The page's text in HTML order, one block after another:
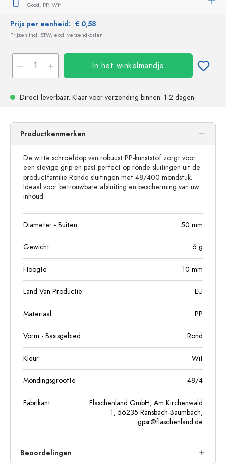
Good, PP, Wit
Prijs per eenheid: € 0,58
Prijzen incl. BTW, excl. verzendkosten
In het winkelmandje
Direct leverbaar. Klaar voor verzending binnen: 1-2 dagen
Productkenmerken
De witte schroefdop van robuust PP-kunststof zorgt voor
een stevige grip en past perfect op ronde sluitingen uit de
productfamilie Ronde sluitingen met 48/400 mondstuk.
Ideaal voor betrouwbare afsluiting en bescherming van uw
inhoud.
Diameter - Buiten 50 mm
Gewicht 6 g
Hoogte 10 mm
Land Van Productie EU
Materiaal PP
Vorm - Basisgebied Rond
Kleur Wit
Mondingsgrootte 48/4
Fabrikant
Flaschenland GmbH, Am Kirchenwald
1, 56235 Ransbach-Baumbach,
gpsr@flaschenland.de
Beoordelingen